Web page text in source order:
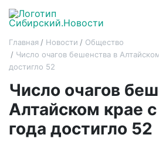
Главная Новости
Общество
Число очагов бешенства в
достигло 52
Число очагов
Алтайском крае
года достигло 52